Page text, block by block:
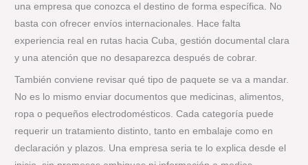
una empresa que conozca el destino de forma específica. No
basta con ofrecer envíos internacionales. Hace falta
experiencia real en rutas hacia Cuba, gestión documental clara
y una atención que no desaparezca después de cobrar.
También conviene revisar qué tipo de paquete se va a mandar.
No es lo mismo enviar documentos que medicinas, alimentos,
ropa o pequeños electrodomésticos. Cada categoría puede
requerir un tratamiento distinto, tanto en embalaje como en
declaración y plazos. Una empresa seria te lo explica desde el